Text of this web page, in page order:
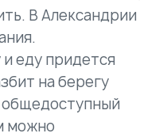
В Александрии
еду придется
на берегу
общедоступный
можно